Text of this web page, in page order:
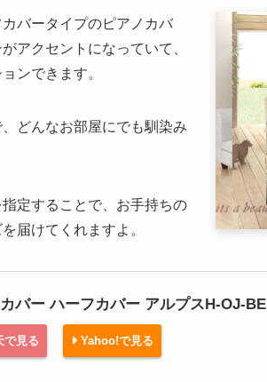
バータイプのピアノカバ
アクセントになっていて、
ンできます。
どんなお部屋にでも馴染み
定することで、お手持ちの
届けてくれますよ。
バー ハーフカバー アルプスH-OJ-BE
見る Yahoo!で見る